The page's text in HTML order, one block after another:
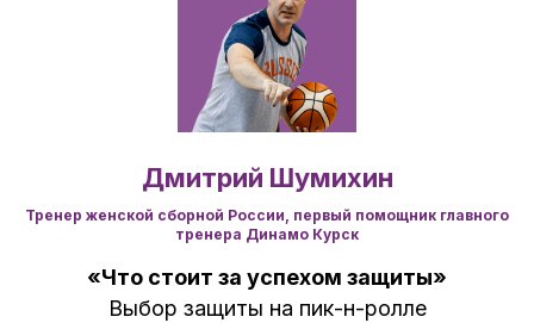
Дмитрий Шумихин
Тренер женской сборной России, первый помощник главного
тренера Динамо Курск
«Что стоит за успехом защиты»
Выбор защиты на пик-н-ролле